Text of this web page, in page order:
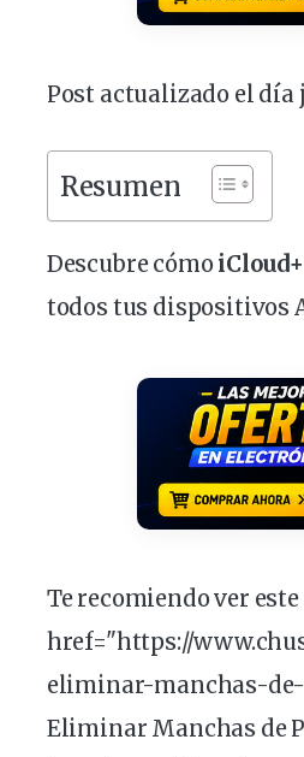
Post actualizado el día
Resumen
Descubre cómoiCloud+
todos tus dispositivos
Te recomiendo ver
href="https://
eliminar-manchas-
Eliminar Manchas de